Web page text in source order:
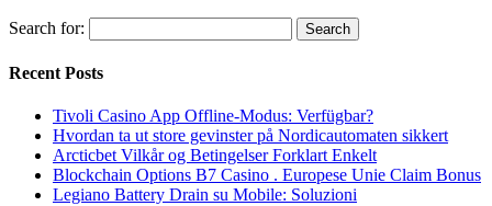
Search for:
Recent Posts
Tivoli Casino App Offline-Modus: Verfügbar?
Hvordan ta ut store gevinster på Nordicautomaten sikkert
Arcticbet Vilkår og Betingelser Forklart Enkelt
Blockchain Options B7 Casino . Europese Unie Claim Bonus
Legiano Battery Drain su Mobile: Soluzioni